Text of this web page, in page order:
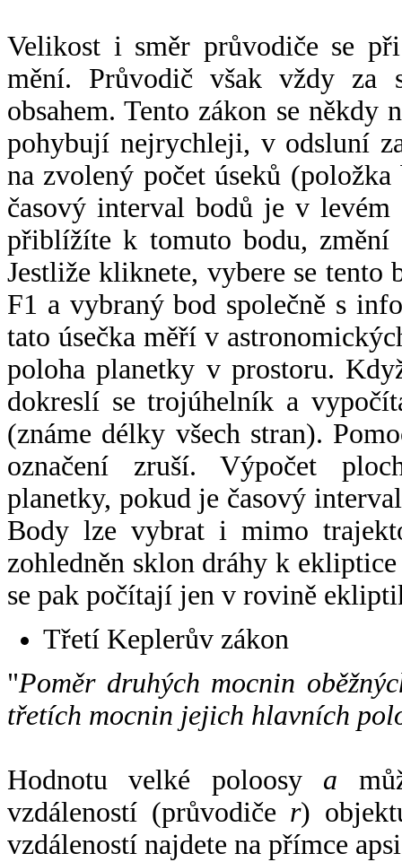
Velikost i směr průvodiče se
mění. Průvodič však vždy za
obsahem. Tento zákon se někdy
pohybují nejrychleji, v odsluní
na zvolený počet úseků
časový interval bodů je v
přiblížíte k tomuto bodu,
Jestliže kliknete, vybere se tento
F1 a vybraný bod společně s
tato úsečka měří v
poloha planetky v prostoru.
dokreslí se trojúhelník a
(známe délky všech stran).
označení zruší. Výpočet
planetky, pokud je časový
Body lze vybrat i mimo
zohledněn sklon dráhy k
se pak počítají jen v rovině
Třetí Keplerův zákon
"Poměr druhých mocnin
třetích mocnin jejich hlavních
Hodnotu velké poloosy a
vzdáleností (průvodiče r)
vzdáleností najdete na přímce